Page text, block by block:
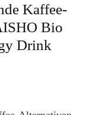
Kaffee-
Bio
Drink